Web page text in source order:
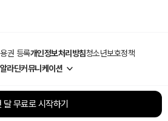
권 등록개인정보처리방침청소년보호정책
라딘커뮤니케이션
달 무료로 시작하기